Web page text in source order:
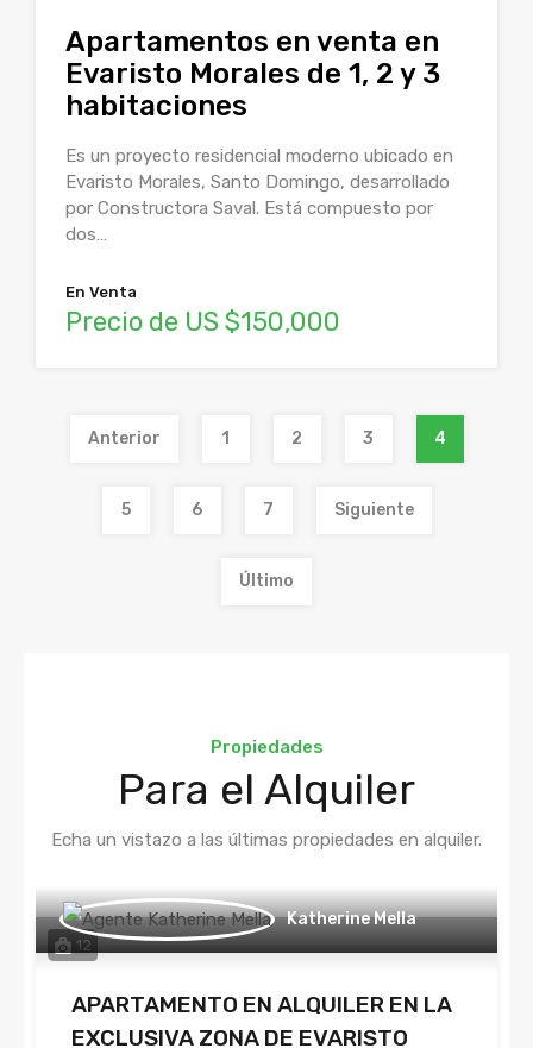
Apartamentos en venta en
Evaristo Morales de 1, 2 y 3
habitaciones
Es un proyecto residencial moderno ubicado en
Evaristo Morales, Santo Domingo, desarrollado
por Constructora Saval. Está compuesto por
dos…
En Venta
Precio de US $150,000
Anterior 1 2 3 4
5 6 7 Siguiente
Último
Propiedades
Para el Alquiler
Echa un vistazo a las últimas propiedades en alquiler.
12
Katherine Mella
APARTAMENTO EN ALQUILER EN LA
EXCLUSIVA ZONA DE EVARISTO